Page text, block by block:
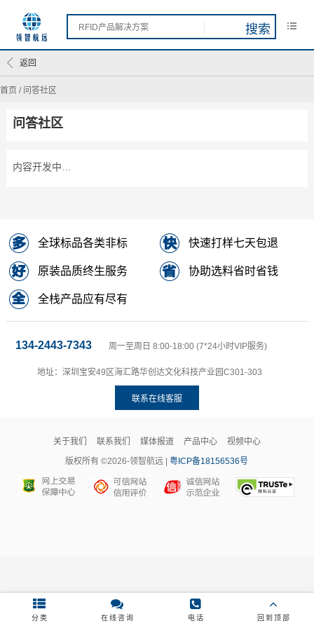
首页 / 问答社区
返回
问答社区
内容开发中…
全球标品各类非标 快速打样七天包退
原装品质终生服务 协助选料省时省钱
全栈产品应有尽有
134-2443-7343 周一至周日 8:00-18:00 (7*24小时VIP服务)
地址：深圳宝安49区海汇路华创达文化科技产业园C301-303
联系在线客服
关于我们 联系我们 媒体报道 产品中心
视频中心
版权所有 ©2026-领智航远 |粤ICP备18156536号
分类 在线咨询 电话 回到顶部